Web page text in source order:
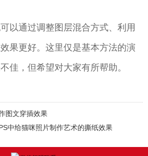
以通过调整图层混合方式、利用
果更好。这里仅是基本方法的演
佳，但希望对大家有所帮助。
图文穿插效果
中给猫咪照片制作艺术的撕纸效果